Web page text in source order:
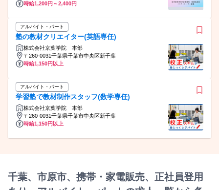
時給1,200円～2,400円
アルバイト・パート
塾の教材クリエイター(英語専任)
株式会社京葉学院 本部
〒260-0031千葉県千葉市中央区新千葉
時給1,150円以上
アルバイト・パート
学習塾で教材制作スタッフ(数学専任)
株式会社京葉学院 本部
〒260-0031千葉県千葉市中央区新千葉
時給1,150円以上
千葉、市原市、携帯・家電販売、正社員登用